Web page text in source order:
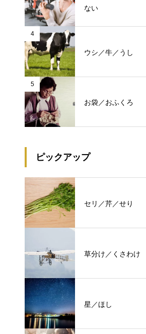
ない
4
ウシ／牛／うし
5
お袋／おふくろ
ピックアップ
セリ／芹／せり
草分け／くさわけ
星／ほし